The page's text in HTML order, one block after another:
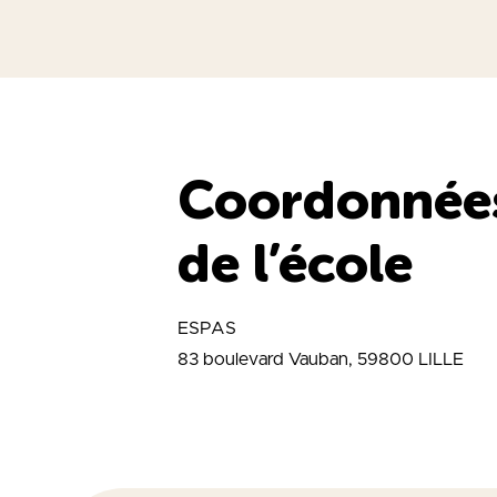
de l’école
ESPAS
83 boulevard Vauban, 59800 LILLE